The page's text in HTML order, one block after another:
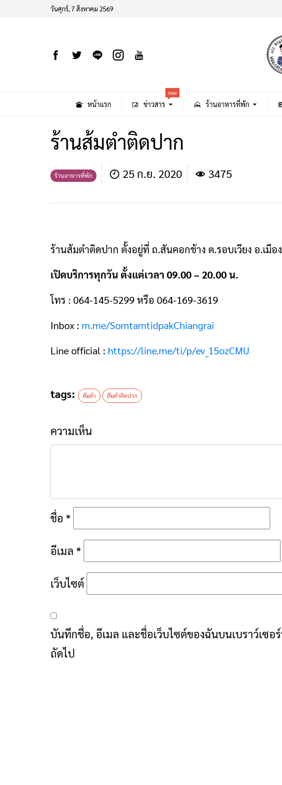
วันศุกร์, 7 สิงหาคม 2569
หน้าแรก ข่าวสาร
new
ร้านอาหารที่พัก
ร้านส้มตําติดปาก
ร้านอาหารที่พัก 25 ก.ย. 2020 3475
ร้านส้มตําติดปาก ตั้งอยู่ที่ ถ.สันคอกช้าง ต.รอบเวียง อ.เมือง
เปิดบริการทุกวัน ตั้งแต่เวลา 09.00 – 20.00 น.
โทร : 064-145-5299 หรือ 064-169-3619
Inbox : m.me/SomtamtidpakChiangrai
Line official : https://line.me/ti/p/ev_15ozCMU
tags: ส้มตํา ส้มตําติดปาก
ความเห็น
ชื่อ *
อีเมล *
เว็บไซต์
บันทึกชื่อ, อีเมล และชื่อเว็บไซต์ของฉันบนเบราว์เซอ
ถัดไป